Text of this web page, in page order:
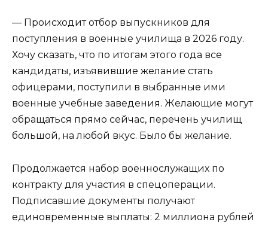
— Происходит отбор выпускников для
поступления в военные училища в 2026 году.
Хочу сказать, что по итогам этого года все
кандидаты, изъявившие желание стать
офицерами, поступили в выбранные ими
военные учебные заведения. Желающие могут
обращаться прямо сейчас, перечень училищ
большой, на любой вкус. Было бы желание.
Продолжается набор военнослужащих по
контракту для участия в спецоперации.
Подписавшие документы получают
единовременные выплаты: 2 миллиона рублей